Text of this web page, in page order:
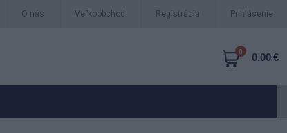
O nás Veľkoobchod Registrácia Prihlásenie
0.00 €
0